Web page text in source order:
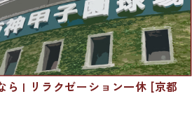
ら | リラクゼーション一休 [京都